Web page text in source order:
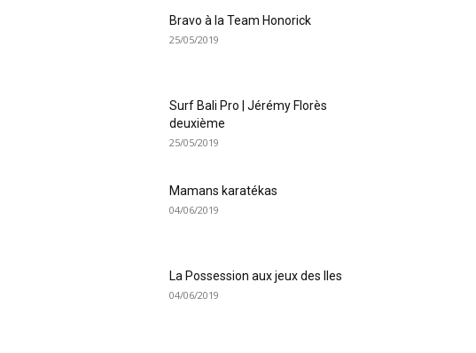
Bravo à la Team Honorick
25/05/2019
Surf Bali Pro | Jérémy Florès
deuxième
25/05/2019
Mamans karatékas
04/06/2019
La Possession aux jeux des Iles
04/06/2019